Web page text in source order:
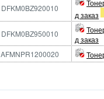
DFKM0BZ920010
д заказ
DFKM0BZ950010
д заказ
AFMNPR1200020